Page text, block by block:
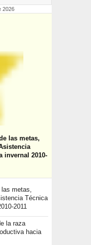
2026
las metas,
invernal 2010-
las metas,
Técnica
2011
la raza
hacia